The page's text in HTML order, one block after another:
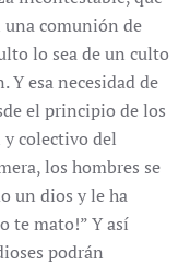
una comunión de
lo sea de un culto
esa necesidad de
el principio de los
colectivo del
los hombres se
un dios y le ha
te mato!” Y así
podrán